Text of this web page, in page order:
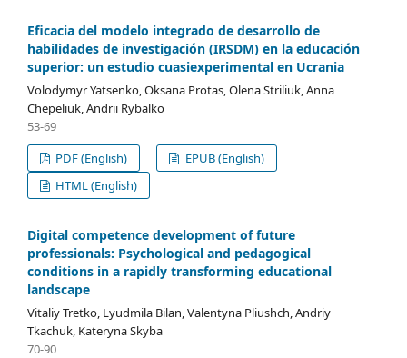
Eficacia del modelo integrado de desarrollo de
habilidades de investigación (IRSDM) en la educación
superior: un estudio cuasiexperimental en Ucrania
Volodymyr Yatsenko, Oksana Protas, Olena Striliuk, Anna
Chepeliuk, Andrii Rybalko
53-69
PDF (English)
EPUB (English)
HTML (English)
Digital competence development of future
professionals: Psychological and pedagogical
conditions in a rapidly transforming educational
landscape
Vitaliy Tretko, Lyudmila Bilan, Valentyna Pliushch, Andriy
Tkachuk, Kateryna Skyba
70-90